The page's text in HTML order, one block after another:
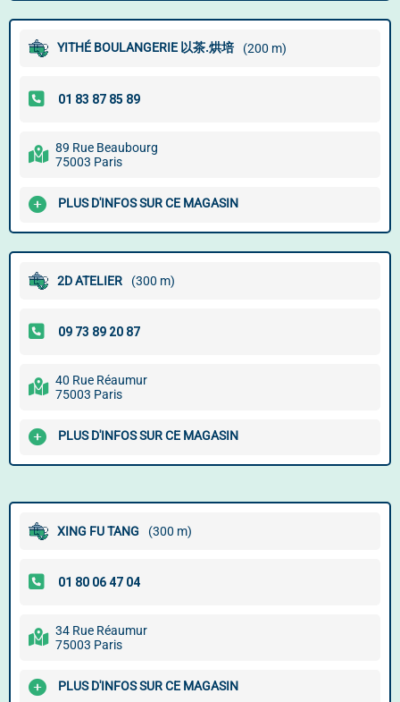
YITHÉ BOULANGERIE 以茶.烘培 (200 m)
89 Rue Beaubourg
75003 Paris
PLUS D'INFOS SUR CE MAGASIN
2D ATELIER (300 m)
40 Rue Réaumur
75003 Paris
PLUS D'INFOS SUR CE MAGASIN
XING FU TANG (300 m)
34 Rue Réaumur
75003 Paris
PLUS D'INFOS SUR CE MAGASIN